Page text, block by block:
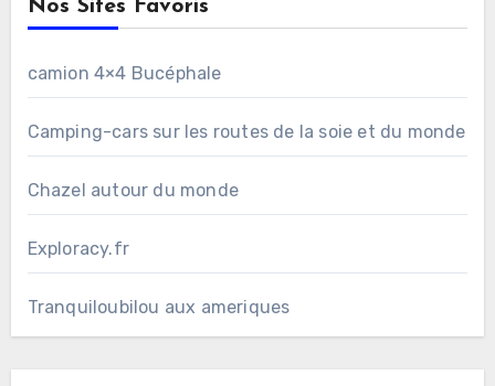
Nos Sites Favoris
camion 4×4 Bucéphale
Camping-cars sur les routes de la soie et du monde
Chazel autour du monde
Exploracy.fr
Tranquiloubilou aux ameriques